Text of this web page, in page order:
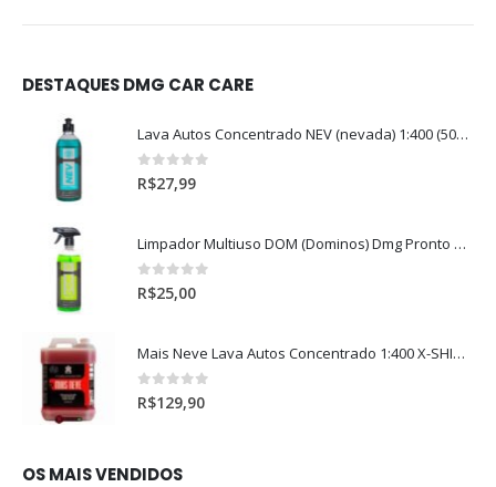
DESTAQUES DMG CAR CARE
Lava Autos Concentrado NEV (nevada) 1:400 (500ml)
0out of 5
R$27,99
Limpador Multiuso DOM (Dominos) Dmg Pronto P/Uso (500ml)
0out of 5
R$25,00
Mais Neve Lava Autos Concentrado 1:400 X-SHINE 5Litros
0 out of 5
R$129,90
OS MAIS VENDIDOS